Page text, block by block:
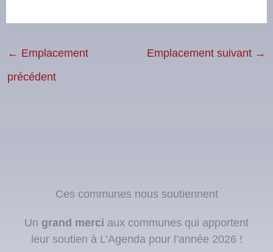
← Emplacement
précédent
Emplacement suivant →
Ces communes nous soutiennent
Un grand merci aux communes qui apportent
leur soutien à L’Agenda pour l’année 2026 !